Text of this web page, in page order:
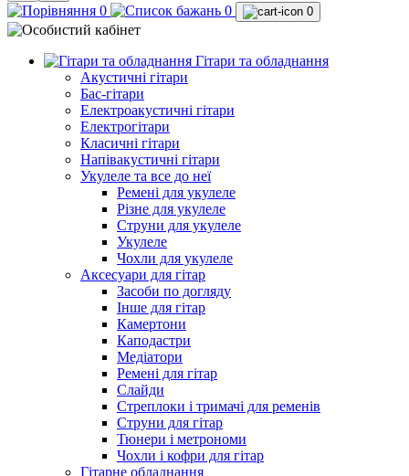
0 0 0
Гітари та обладнання
Акустичні гітари
Бас-гітари
Електроакустичні гітари
Електрогітари
Класичні гітари
Напівакустичні гітари
Укулеле та все до неї
Ремені для укулеле
Різне для укулеле
Струни для укулеле
Укулеле
Чохли для укулеле
Аксесуари для гітар
Засоби по догляду
Інше для гітар
Камертони
Каподастри
Медіатори
Ремені для гітар
Слайди
Стреплоки і тримачі для ременів
Струни для гітар
Тюнери і метрономи
Чохли і кофри для гітар
Гітарне обладнання